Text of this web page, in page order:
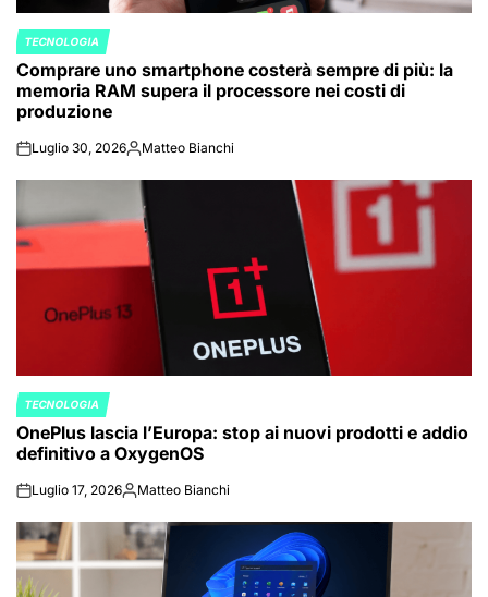
POSTED
IN
TECNOLOGIA
Comprare uno smartphone costerà sempre di più: la
memoria RAM supera il processore nei costi di
produzione
onLuglio 30, 2026Posted
Matteo Bianchi
POSTED
IN
TECNOLOGIA
OnePlus lascia l’Europa: stop ai nuovi prodotti e addio
definitivo a OxygenOS
onLuglio 17, 2026Posted
Matteo Bianchi